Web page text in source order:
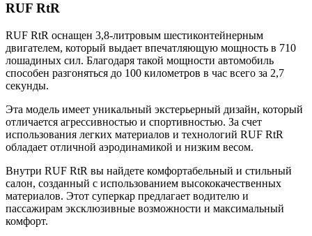
RUF RtR
RUF RtR оснащен 3,8-литровым шестиконтейнерным
двигателем, который выдает впечатляющую мощность в 710
лошадиных сил. Благодаря такой мощности автомобиль
способен разгоняться до 100 километров в час всего за 2,7
секунды.
Эта модель имеет уникальный экстерьерный дизайн, который
отличается агрессивностью и спортивностью. За счет
использования легких материалов и технологий RUF RtR
обладает отличной аэродинамикой и низким весом.
Внутри RUF RtR вы найдете комфортабельный и стильный
салон, созданный с использованием высококачественных
материалов. Этот суперкар предлагает водителю и
пассажирам эксклюзивные возможности и максимальный
комфорт.